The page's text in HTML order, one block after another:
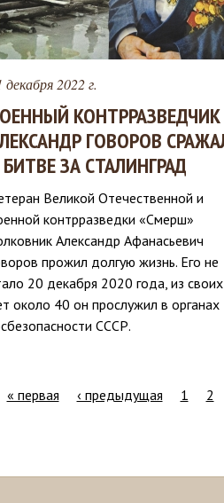
декабря 2022 г.
КОНТРРАЗВЕДЧИК
ГОВОРОВ
ЗА СТАЛИНГРАД
Великой Отечественной и
контрразведки «Смерш»
Александр Афанасьевич
прожил долгую жизнь. Его не
20 декабря 2020 года, из
около 40 он прослужил в органах
СССР.
« первая ‹ предыдущая 1 2